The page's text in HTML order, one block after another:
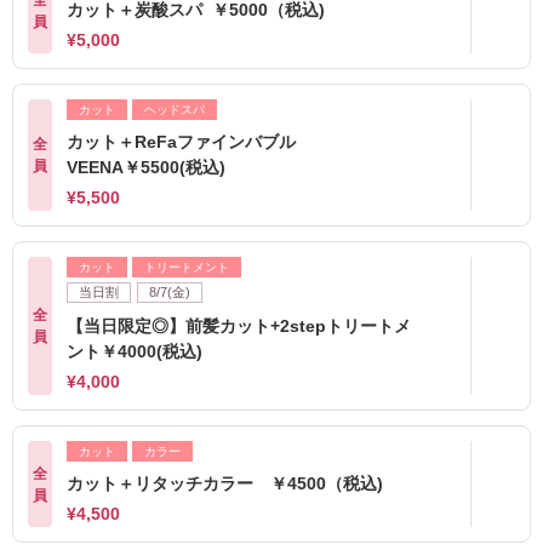
員
カット＋炭酸スパ ￥5000（税込)
¥5,000
全
員
カット ヘッドスパ
カット＋ReFaファインバブル
VEENA￥5500(税込)
¥5,500
全
員
カット トリートメント
当日割 8/7(金)
【当日限定◎】前髪カット+2stepトリートメ
ント￥4000(税込)
¥4,000
全
員
カット カラー
カット＋リタッチカラー ￥4500（税込)
¥4,500